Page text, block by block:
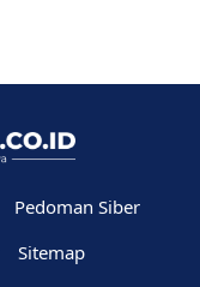
Pedoman Siber
Sitemap